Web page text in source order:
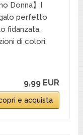
Donna】I
perfetto
fidanzata.
di colori,
9,99 EUR
e acquista